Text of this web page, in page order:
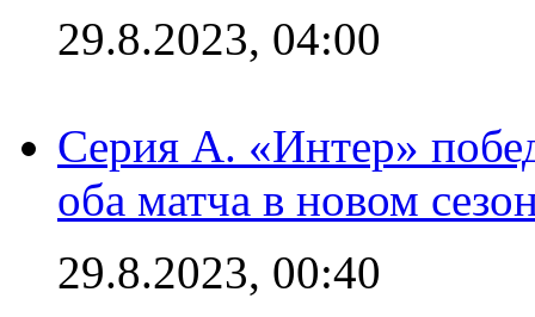
29.8.2023, 04:00
Серия А. «Интер»
оба матча в новом
29.8.2023, 00:40